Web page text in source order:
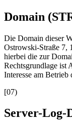
Domain
Die Domain dieser
Ostrowski-Straße 7,
hierbei die zur
Rechtsgrundlage ist
Interesse am Betrieb
[07)
Server-Log-